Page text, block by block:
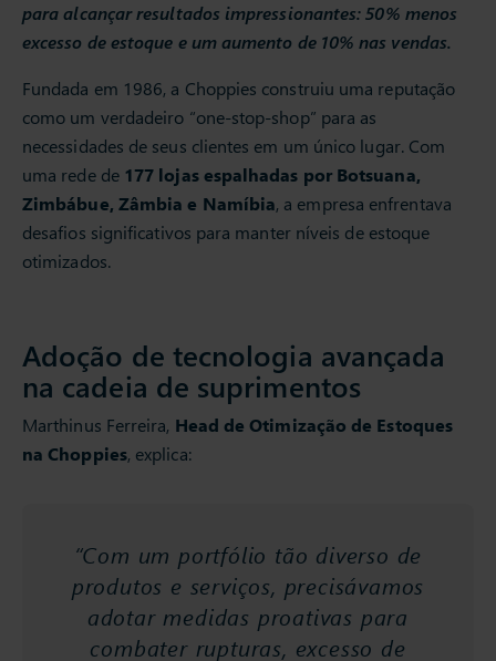
para alcançar resultados impressionantes: 50% menos
excesso de estoque e um aumento de 10% nas vendas.
Fundada em 1986, a Choppies construiu uma reputação
como um verdadeiro “one-stop-shop” para as
necessidades de seus clientes em um único lugar. Com
uma rede de 177 lojas espalhadas por Botsuana,
Zimbábue, Zâmbia e Namíbia, a empresa enfrentava
desafios significativos para manter níveis de estoque
otimizados.
Adoção de tecnologia avançada
na cadeia de suprimentos
Marthinus Ferreira, Head de Otimização de Estoques
na Choppies, explica:
“Com um portfólio tão diverso de
produtos e serviços, precisávamos
adotar medidas proativas para
combater rupturas, excesso de